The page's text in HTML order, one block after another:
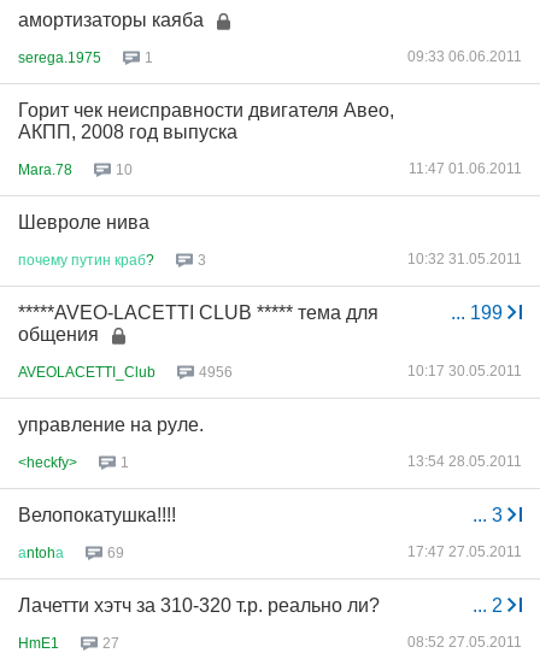
амортизаторы каяба
serega.1975 1 09:33 06.06.2011
Горит чек неисправности двигателя Авео,
АКПП, 2008 год выпуска
Mara.78 10 11:47 01.06.2011
Шевроле нива
почему путин краб? 3 10:32 31.05.2011
... 199
*****AVEO-LACETTI CLUB ***** тема для
общения
AVEOLACETTI_Club 4956 10:17 30.05.2011
управление на руле.
<heckfy> 1 13:54 28.05.2011
... 3
Велопокатушка!!!!
аntohа 69 17:47 27.05.2011
... 2
Лачетти хэтч за 310-320 т.р. реально ли?
HmE1 27 08:52 27.05.2011